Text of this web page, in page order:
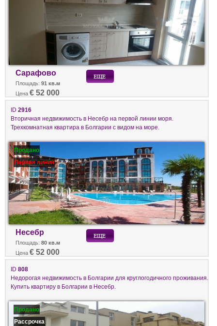
Сарафово
Площадь: 91 кв.м
Цена € 52 000
ID 2916
Вторичная недвижимость в Несебр на первой линии моря.
Трехкомнатная квартира в Болгарии с видом на море.
Продано
Первая линия
Несебр
Площадь: 80 кв.м
Цена € 52 000
ID 808
Недорогая недвижимость в Болгарии для круглогодичного проживания.
Купить квартиру в Болгарии в Несебр.
Продано
Рассрочка